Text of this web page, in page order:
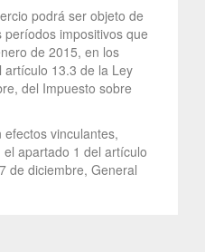
podrá ser objeto de
impositivos que
de 2015, en los
artículo 13.3 de la Ley
del Impuesto sobre
vinculantes,
apartado 1 del artículo
de diciembre, General